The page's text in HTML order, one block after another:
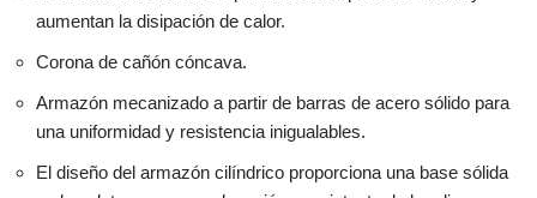
Cantonera SuperCell® de Remington.
Cargador de tapa con bisagra.
Taladrado y dispuesto para montaje de óptica.
Equipado con soportes para anillas portafusil. (doble perno
giratorio frontal para montaje de bípode y correa).